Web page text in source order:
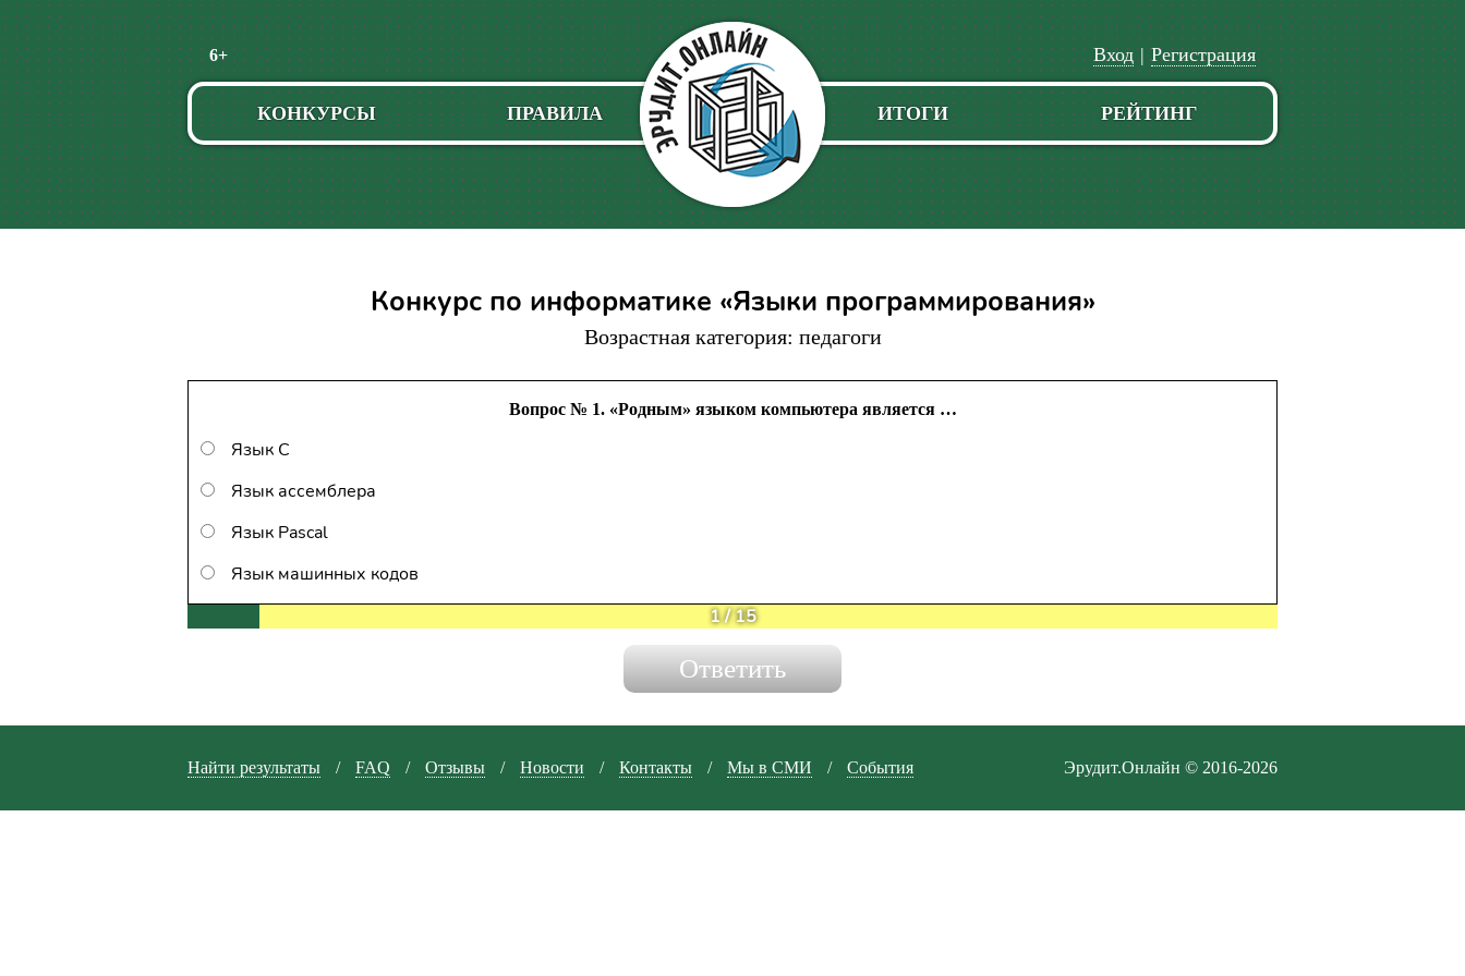
6+
Пропустить
навигацию
Регистрация
|
Вход
КОНКУРСЫ ПРАВИЛА РЕЙТИНГ
ИТОГИ
Конкурс по информатике «Языки программирования»
Возрастная категория: педагоги
Вопрос № 1. «Родным» языком компьютера является …
Язык С
Язык ассемблера
Язык Pascal
Язык машинных кодов
1/15
Найти результаты / FAQ / Отзывы / Новости / Контакты / Мы в СМИ / События Эрудит.Онлайн © 2016-2026